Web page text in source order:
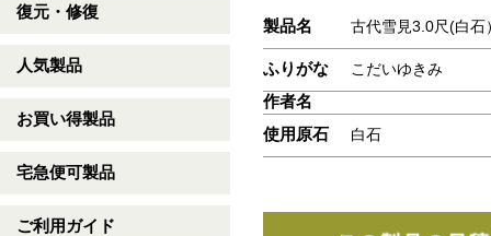
復元・修復
人気製品
お買い得製品
宅急便可製品
ご利用ガイド
製品名 古代雪見3.0尺(白石
ふりがな こだいゆきみ
作者名
使用原石
白石